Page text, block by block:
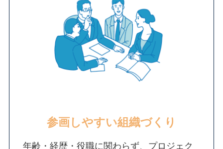
参画しやすい組織づくり
年齢・経歴・役職に関わらず、プロジェク